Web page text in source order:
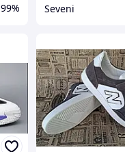
99% Seveni